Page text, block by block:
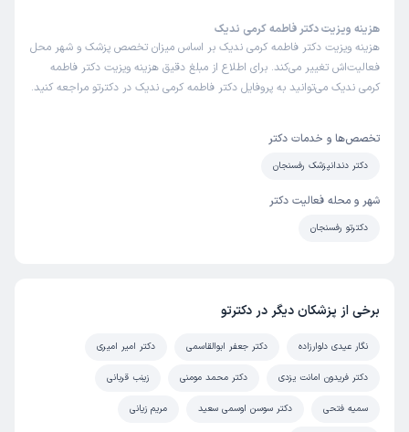
هزینه ویزیت دکتر فاطمه کرمی ندیک
هزینه ویزیت دکتر فاطمه کرمی ندیک بر اساس میزان تخصص پزشک و شهر محل
فعالیت‌اش تغییر می‌کند. برای اطلاع از مبلغ دقیق هزینه ویزیت دکتر فاطمه
کرمی ندیک می‌توانید به پروفایل دکتر فاطمه کرمی ندیک در دکترتو مراجعه کنید.
تخصص‌ها و خدمات دکتر
دکتر دندانپزشک رفسنجان
شهر و محله فعالیت دکتر
دکترتو رفسنجان
برخی از پزشکان دیگر در دکترتو
نگار عیدی دلوارزاده دکتر جعفر ابوالقاسمی دکتر امیر امیری
دکتر فریدون امانت یزدی دکتر محمد مومنی زینب قربانی
سمیه فتحی دکتر سوسن اوسمی سعید مریم زیانی